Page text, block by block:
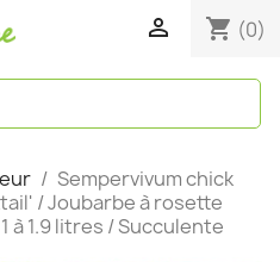
 shopping_cart (0)
Sempervivum chick
/ Joubarbe à rosette
à 1.9 litres / Succulente